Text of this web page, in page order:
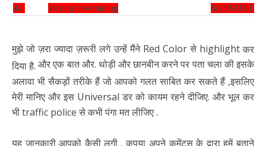
44.
Wrong Overtaking 6(1)RRR/
मुझे जो ज़रा ज्यादा ज़रूरी लगे उन्हें मैंने Red Colorसे highlightकर
दिया है.और एक बात और. थोड़ी और छानबीन करने पर पता चला की इसके
अलावा भी सैकड़ों तरीके हैं जो आपको गलत साबित कर सकते हैं ,इसलिए
मेरी मानिए और इस Universal डर को कायम रहने दीजिए. और भूल कर
भी traffic police से कभी पंगा मत लीजिए .
यह जानकारी आपको कैसी लगी . कृपया अपने कमेंट्स के द्वारा हमें बताने